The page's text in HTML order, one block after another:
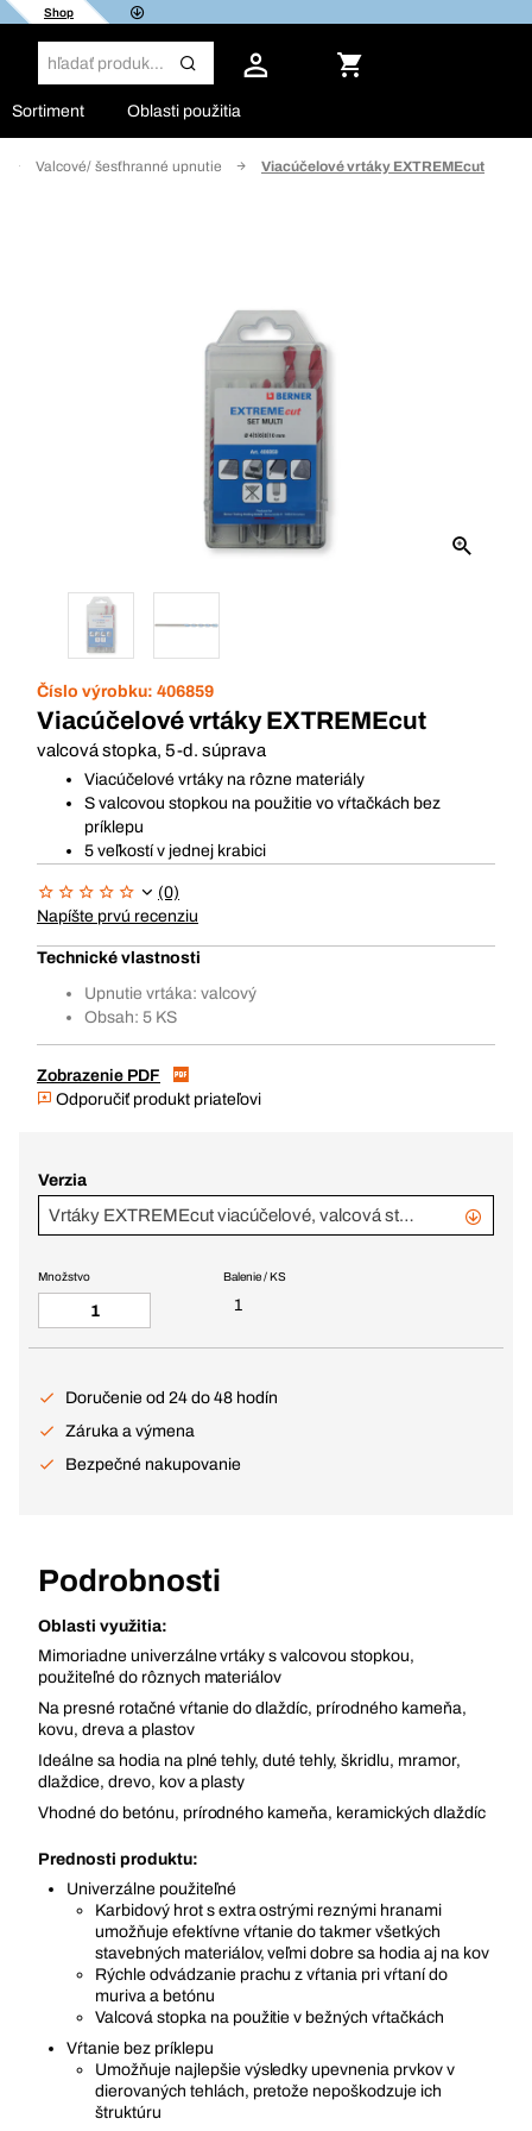
Shop
Sortiment Oblasti použitia
Valcové/ šesťhranné upnutie Viacúčelové vrtáky EXTREMEcut
Číslo výrobku: 406859
Viacúčelové vrtáky EXTREMEcut
valcová stopka, 5-d. súprava
Viacúčelové vrtáky na rôzne materiály
S valcovou stopkou na použitie vo vŕtačkách bez
príklepu
5 veľkostí v jednej krabici
(0)
Napíšte prvú recenziu
Technické vlastnosti
Upnutie vrtáka: valcový
Obsah: 5 KS
Zobrazenie PDF
Odporučiť produkt priateľovi
Verzia
Vrtáky EXTREMEcut viacúčelové, valcová stopka, 4-10 mm, 5-dielna súprava
Balenie / KS
1
Množstvo
Doručenie od 24 do 48 hodín
Záruka a výmena
Bezpečné nakupovanie
Podrobnosti
Oblasti využitia:
Mimoriadne univerzálne vrtáky s valcovou stopkou,
použiteľné do rôznych materiálov
Na presné rotačné vŕtanie do dlaždíc, prírodného kameňa,
kovu, dreva a plastov
Ideálne sa hodia na plné tehly, duté tehly, škridlu, mramor,
dlaždice, drevo, kov a plasty
Vhodné do betónu, prírodného kameňa, keramických dlaždíc
Prednosti produktu:
Univerzálne použiteľné
Karbidový hrot s extra ostrými reznými hranami
umožňuje efektívne vŕtanie do takmer všetkých
stavebných materiálov, veľmi dobre sa hodia aj na kov
Rýchle odvádzanie prachu z vŕtania pri vŕtaní do
muriva a betónu
Valcová stopka na použitie v bežných vŕtačkách
Vŕtanie bez príklepu
Umožňuje najlepšie výsledky upevnenia prvkov v
dierovaných tehlách, pretože nepoškodzuje ich
štruktúru